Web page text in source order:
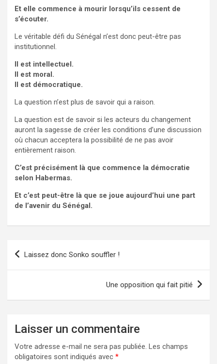
Et elle commence à mourir lorsqu’ils cessent de
s’écouter.
Le véritable défi du Sénégal n’est donc peut-être pas
institutionnel.
Il est intellectuel.
Il est moral.
Il est démocratique.
La question n’est plus de savoir qui a raison.
La question est de savoir si les acteurs du changement
auront la sagesse de créer les conditions d’une discussion
où chacun acceptera la possibilité de ne pas avoir
entièrement raison.
C’est précisément là que commence la démocratie
selon Habermas.
Et c’est peut-être là que se joue aujourd’hui une part
de l’avenir du Sénégal.
Navigation
de
Laissez donc Sonko souffler !
Une opposition qui fait pitié
Laisser un commentaire
Votre adresse e-mail ne sera pas publiée. Les champs
obligatoires sont indiqués avec *